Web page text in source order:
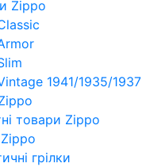
Zippo
1941/1935/1937
товари Zippo
грілки